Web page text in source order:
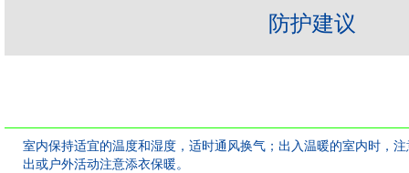
防护建议
室内保持适宜的温度和湿度，适时通风换气；出入温暖的室内时，
出或户外活动注意添衣保暖。